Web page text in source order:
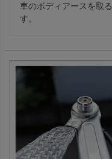
車のボディアースを取
す。